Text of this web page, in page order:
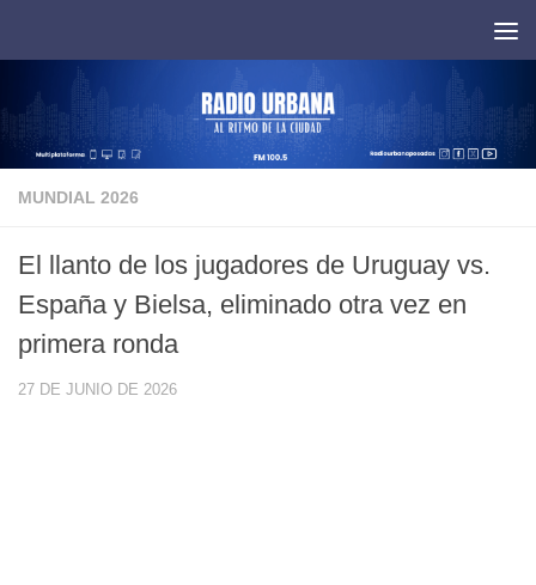
MUNDIAL 2026
El llanto de los jugadores de Uruguay vs.
España y Bielsa, eliminado otra vez en
primera ronda
27 DE JUNIO DE 2026